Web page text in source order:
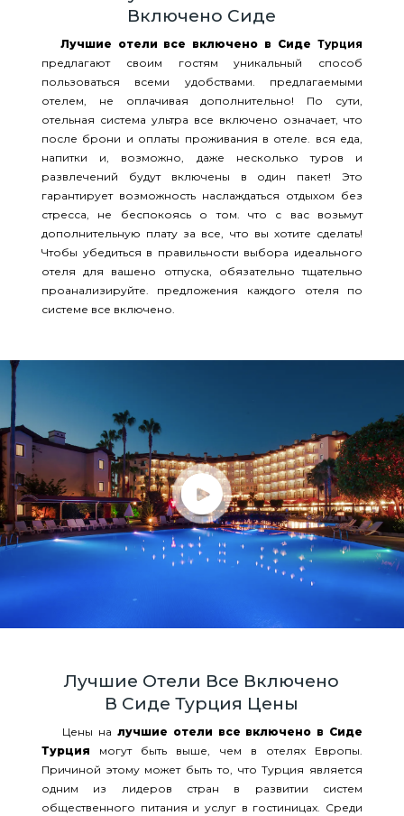
Включено Сиде
Лучшие отели все включено в Сиде Турция
предлагают своим гостям уникальный способ
пользоваться всеми удобствами. предлагаемыми
отелем, не оплачивая дополнительно! По сути,
отельная система ультра все включено означает, что
после брони и оплаты проживания в отеле. вся еда,
напитки и, возможно, даже несколько туров и
развлечений будут включены в один пакет! Это
гарантирует возможность наслаждаться отдыхом без
стресса, не беспокоясь о том. что с вас возьмут
дополнительную плату за все, что вы хотите сделать!
Чтобы убедиться в правильности выбора идеального
отеля для вашено отпуска, обязательно тщательно
проанализируйте. предложения каждого отеля по
системе все включено.
Лучшие Отели Все Включено
В Сиде Турция Цены
Цены на лучшие отели все включено в Сиде
Турция могут быть выше, чем в отелях Европы.
Причиной этому может быть то, что Турция является
одним из лидеров стран в развитии систем
общественного питания и услуг в гостиницах. Среди